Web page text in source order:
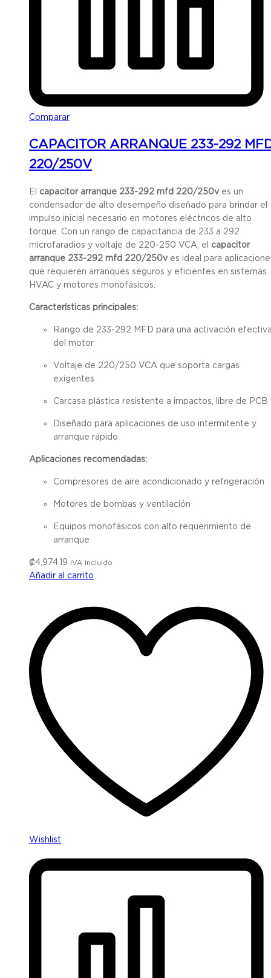
Comparar
CAPACITOR ARRANQUE 233-292
220/250V
El capacitor arranque 233-292 mfd 220/250ves un
condensador de alto desempeño diseñado para brindar el
impulso inicial necesario en motores eléctricos de alto
torque. Con un rango de capacitancia de 233 a 292
microfaradios y voltaje de 220-250 VCA, el capacitor
arranque 233-292 mfd 220/250ves ideal para
que requieren arranques seguros y eficientes en sistemas
HVAC y motores monofásicos.
Características principales:
Rango de 233-292 MFD para una activación
del motor
Voltaje de 220/250 VCA que soporta cargas
exigentes
Carcasa plástica resistente a impactos, libre de PCB
Diseñado para aplicaciones de uso intermitente y
arranque rápido
Aplicaciones recomendadas:
Compresores de aire acondicionado y refrigeración
Motores de bombas y ventilación
Equipos monofásicos con alto requerimiento de
arranque
₡4,974.19 IVA incluido
Añadir al carrito
Wishlist